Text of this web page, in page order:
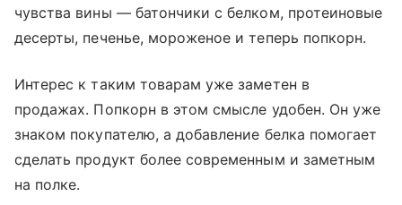
чувства вины — батончики с белком, протеиновые
десерты, печенье, мороженое и теперь попкорн.
Интерес к таким товарам уже заметен в
продажах. Попкорн в этом смысле удобен. Он уже
знаком покупателю, а добавление белка помогает
сделать продукт более современным и заметным
на полке.